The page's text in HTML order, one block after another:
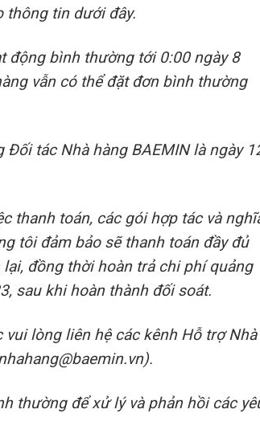
thông tin dưới đây.
động bình thường tới 0:00 ngày 8
vẫn có thể đặt đơn bình thường
tác Nhà hàng BAEMIN là ngày
thanh toán, các gói hợp tác và
tôi đảm bảo sẽ thanh toán đầy đủ
đồng thời hoàn trả chi phí quảng
sau khi hoàn thành đối soát.
vui lòng liên hệ các kênh Hỗ trợ Nhà
thường để xử lý và phản hồi các